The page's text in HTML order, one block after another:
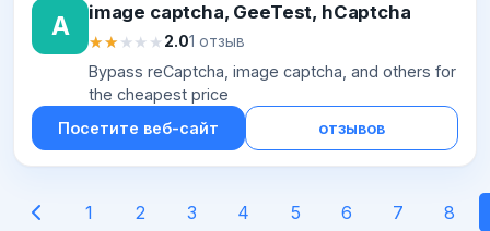
A
image captcha, GeeTest, hCaptcha
★★★★★
★★★★★2.01 отзыв
Bypass reCaptcha, image captcha, and others for
the cheapest price
Посетите веб-сайт
отзывов
1 2 3 4 5 6 7 8